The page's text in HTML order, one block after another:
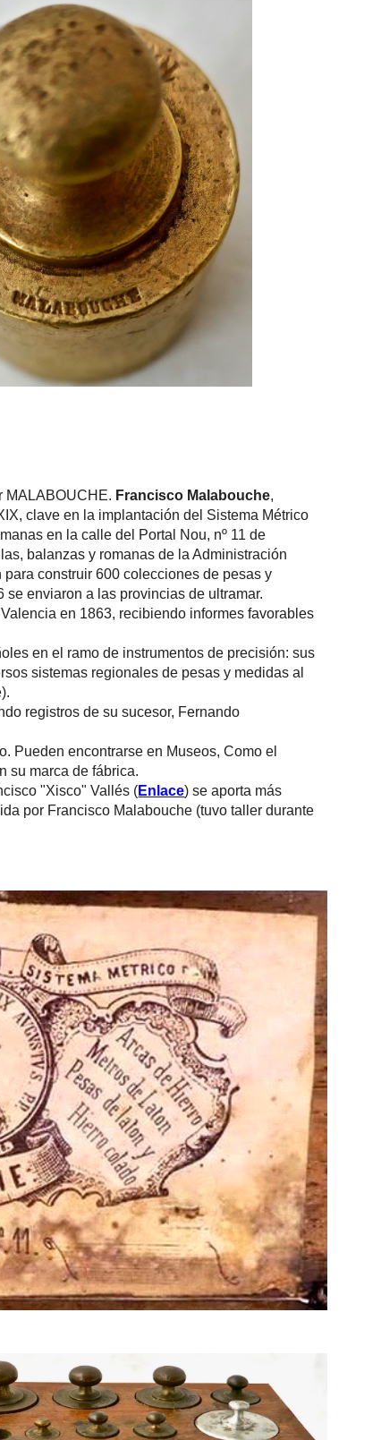
MALABOUCHE. Francisco Malabouche,
clave en la implantación del Sistema Métrico
en la calle del Portal Nou, nº 11 de
balanzas y romanas de la Administración
construir 600 colecciones de pesas y
enviaron a las provincias de ultramar.
en 1863, recibiendo informes favorables
en el ramo de instrumentos de precisión: sus
sistemas regionales de pesas y medidas al
registros de su sucesor, Fernando
Pueden encontrarse en Museos, Como el
su marca de fábrica.
"Xisco" Vallés (Enlace) se aporta más
por Francisco Malabouche (tuvo taller durante